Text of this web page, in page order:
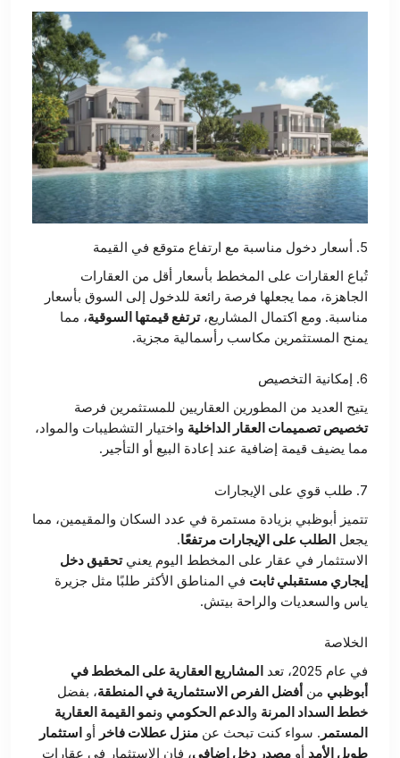
5. أسعار دخول مناسبة مع ارتفاع متوقع في القيمة
تُباع العقارات على المخطط بأسعار أقل من العقارات
الجاهزة، مما يجعلها فرصة رائعة للدخول إلى السوق بأسعار
مناسبة. ومع اكتمال المشاريع،ترتفع قيمتها السوقية، مما
يمنح المستثمرين مكاسب رأسمالية مجزية.
6. إمكانية التخصيص
يتيح العديد من المطورين العقاريين للمستثمرين فرصة
تخصيص تصميمات العقار الداخلية واختيار التشطيبات والمواد،
مما يضيف قيمة إضافية عند إعادة البيع أو التأجير.
7. طلب قوي على الإيجارات
تتميز أبوظبي بزيادة مستمرة في عدد السكان والمقيمين، مما
يجعل الطلب على الإيجارات مرتفعًا.
الاستثمار في عقار على المخطط اليوم يعنيتحقيق دخل
إيجاري مستقبلي ثابت في المناطق الأكثر طلبًا مثل جزيرة
ياس والسعديات والراحة بيتش.
الخلاصة
في عام 2025، تعد
المشاريع العقارية على المخطط في
أبوظبي من أفضل الفرص الاستثمارية في المنطقة، بفضل
خطط السداد المرنة و الدعم الحكومي ونمو القيمة العقارية
المستمر . سواء كنت تبحث عن منزل عطلات فاخر أو استثمار
طويل الأمد أو مصدر دخل إضافي، فإن الاستثمار في عقارات